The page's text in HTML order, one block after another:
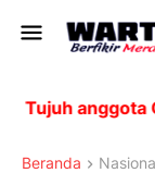
anggota
Beranda